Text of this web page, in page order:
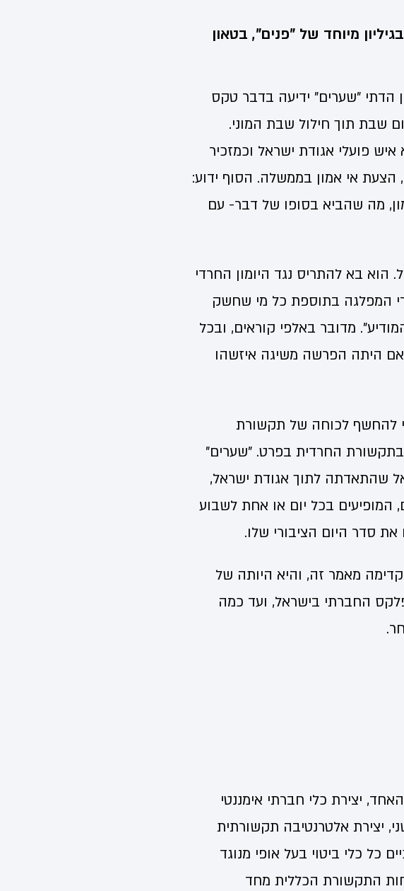
סקירה מקיפה של העתונות החרדית המתפתחת 2005 בגיליון מיוחד של "פנים", בטאון
הדתי "שערים" ידיעה בדבר טקס
של יום שבת תוך חילול שבת המוני.
פועלי אגודת ישראל וכמזכיר
אי אמון בממשלה. הסוף ידוע:
מה שהביא בסופו של דבר- עם
הוא בא להתריס נגד היומון החרדי
המפלגה בתוספת כל מי שחשק
מדובר באלפי קוראים, ובכל
היתה הפרשה משיגה איזשהו
להחשף לכוחה של תקשורת
החרדית בפרט. "שערים"
שהתאדתה לתוך אגודת ישראל,
המופיעים בכל יום או אחת לשבוע
סדר היום הציבורי שלו.
מאמר זה, והיא היותה של
החברתי בישראל, ועד כמה
יצירת כלי חברתי אימננטי
יצירת אלטרנטיבה תקשורתית
כל כלי ביטוי בעל אופי מנוגד
התקשורת הכללית מחד